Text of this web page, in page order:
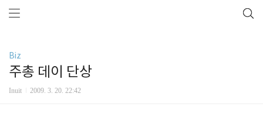
Biz
주총 데이 단상
Inuit 2009. 3. 20. 22:42